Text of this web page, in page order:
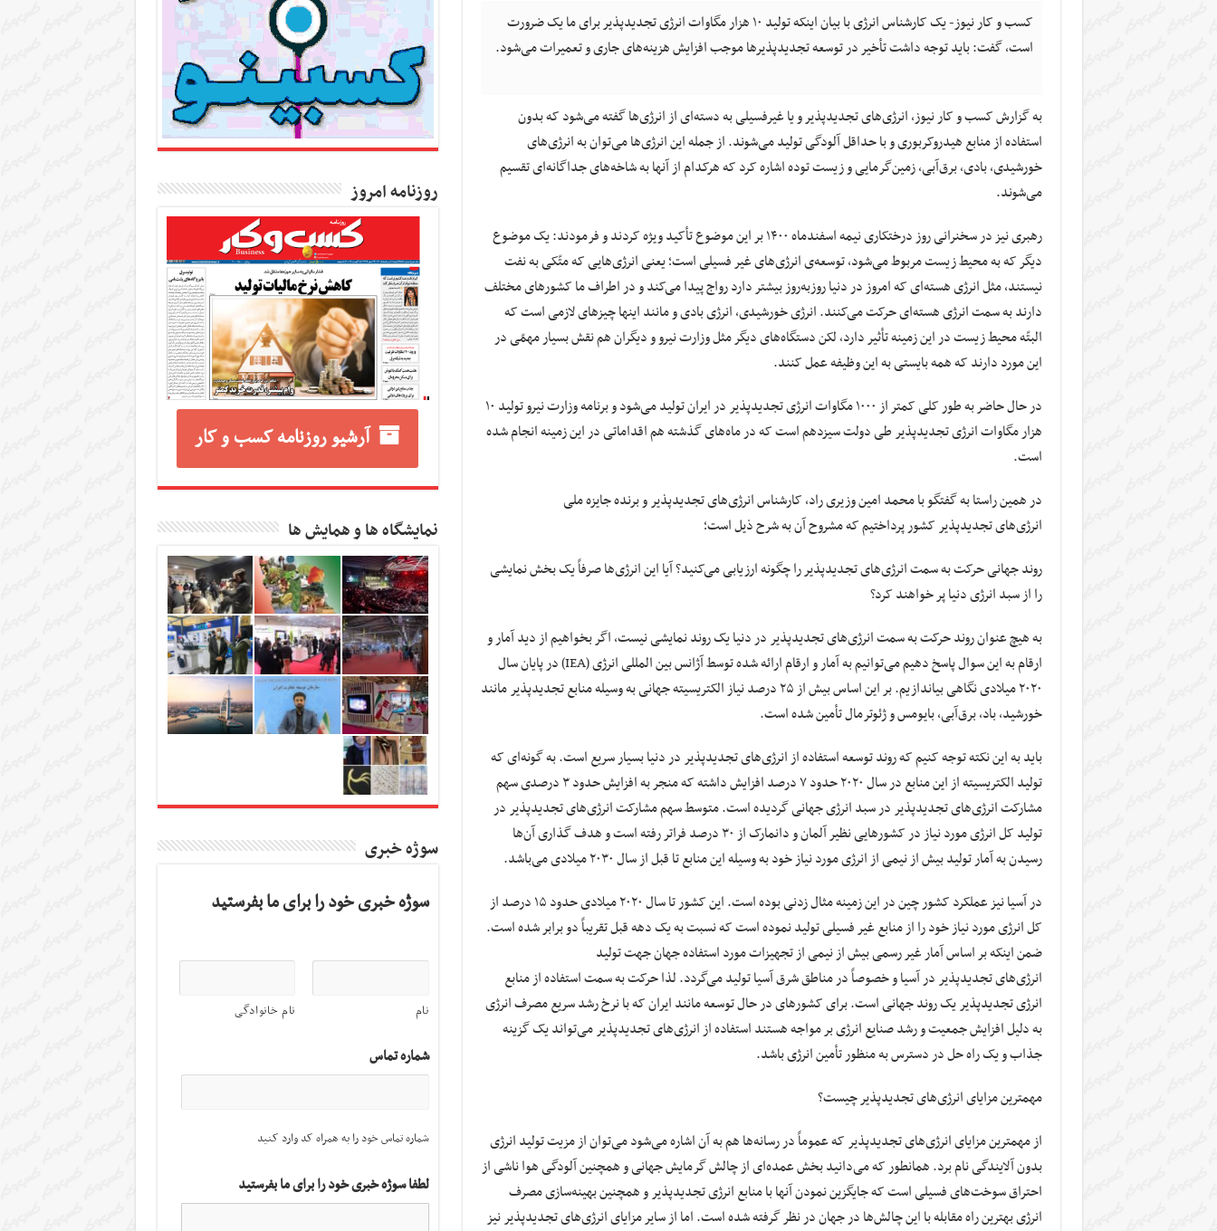
کسب و کار نیوز- یک کارشناس انرژی با بیان اینکه تولید ۱۰ هزار مگاوات انرژی تجدیدپذیر برای ما یک ضرورت
است، گفت: باید توجه داشت تأخیر در توسعه تجدیدپذیرها موجب افزایش هزینه‌های جاری و تعمیرات می‌شود.
به گزارش کسب و کار نیوز، انرژی‌های تجدیدپذیر و یا غیرفسیلی به دسته‌ای از انرژی‌ها گفته می‌شود که بدون
استفاده از منابع هیدروکربوری و با حداقل آلودگی تولید می‌شوند. از جمله این انرژی‌ها می‌توان به انرژی‌های
خورشیدی، بادی، برق‌آبی، زمین‌گرمایی و زیست توده اشاره کرد که هرکدام از آنها به شاخه‌های جداگانه‌ای تقسیم
می‌شوند.
رهبری نیز در سخنرانی روز درختکاری نیمه اسفندماه ۱۴۰۰ بر این موضوع تأکید ویژه کردند و فرمودند: یک موضوع
دیگر که به محیط زیست مربوط می‌شود، توسعه‌ی انرژی‌های غیر فسیلی است؛ یعنی انرژی‌هایی که متّکی به نفت
نیستند، مثل انرژی هسته‌ای که امروز در دنیا روزبه‌روز بیشتر دارد رواج پیدا می‌کند و در اطراف ما کشورهای مختلف
دارند به سمت انرژی هسته‌ای حرکت می‌کنند. انرژی خورشیدی، انرژی بادی و مانند اینها چیزهای لازمی است که
البتّه محیط زیست در این زمینه تأثیر دارد، لکن دستگاه‌های دیگر مثل وزارت نیرو و دیگران هم نقش بسیار مهمّی در
این مورد دارند که همه بایستی به این وظیفه عمل کنند.
در حال حاضر به طور کلی کمتر از ۱۰۰۰ مگاوات انرژی تجدیدپذیر در ایران تولید می‌شود و برنامه وزارت نیرو تولید ۱۰
هزار مگاوات انرژی تجدیدپذیر طی دولت سیزدهم است که در ماه‌های گذشته هم اقداماتی در این زمینه انجام شده
است.
در همین راستا به گفتگو با محمد امین وزیری راد، کارشناس انرژی‌های تجدیدپذیر و برنده جایزه ملی
انرژی‌های تجدیدپذیر کشور پرداختیم که مشروح آن به شرح ذیل است؛
روند جهانی حرکت به سمت انرژی‌های تجدیدپذیر را چگونه ارزیابی می‌کنید؟ آیا این انرژی‌ها صرفاً یک بخش نمایشی
را از سبد انرژی دنیا پر خواهند کرد؟
به هیچ عنوان روند حرکت به سمت انرژی‌های تجدیدپذیر در دنیا یک روند نمایشی نیست، اگر بخواهیم از دید آمار و
ارقام به این سوال پاسخ دهیم می‌توانیم به آمار و ارقام ارائه شده توسط آژانس بین المللی انرژی (IEA) در پایان سال
۲۰۲۰ میلادی نگاهی بیاندازیم. بر این اساس بیش از ۲۵ درصد نیاز الکتریسیته جهانی به وسیله منابع تجدیدپذیر مانند
خورشید، باد، برق‌آبی، بایومس و ژئوترمال تأمین شده است.
باید به این نکته توجه کنیم که روند توسعه استفاده از انرژی‌های تجدیدپذیر در دنیا بسیار سریع است. به گونه‌ای که
تولید الکتریسیته از این منابع در سال ۲۰۲۰ حدود ۷ درصد افزایش داشته که منجر به افزایش حدود ۳ درصدی سهم
مشارکت انرژی‌های تجدیدپذیر در سبد انرژی جهانی گردیده است. متوسط سهم مشارکت انرژی‌های تجدیدپذیر در
تولید کل انرژی مورد نیاز در کشورهایی نظیر آلمان و دانمارک از ۳۰ درصد فراتر رفته است و هدف گذاری آن‌ها
رسیدن به آمار تولید بیش از نیمی از انرژی مورد نیاز خود به وسیله این منابع تا قبل از سال ۲۰۳۰ میلادی می‌باشد.
در آسیا نیز عملکرد کشور چین در این زمینه مثال زدنی بوده است. این کشور تا سال ۲۰۲۰ میلادی حدود ۱۵ درصد از
کل انرژی مورد نیاز خود را از منابع غیر فسیلی تولید نموده است که نسبت به یک دهه قبل تقریباً دو برابر شده است.
ضمن اینکه بر اساس آمار غیر رسمی بیش از نیمی از تجهیزات مورد استفاده جهان جهت تولید
انرژی‌های تجدیدپذیر در آسیا و خصوصاً در مناطق شرق آسیا تولید می‌گردد. لذا حرکت به سمت استفاده از منابع
انرژی تجدیدپذیر یک روند جهانی است. برای کشورهای در حال توسعه مانند ایران که با نرخ رشد سریع مصرف انرژی
به دلیل افزایش جمعیت و رشد صنایع انرژی بر مواجه هستند استفاده از انرژی‌های تجدیدپذیر می‌تواند یک گزینه
جذاب و یک راه حل در دسترس به منظور تأمین انرژی باشد.
مهمترین مزایای انرژی‌های تجدیدپذیر چیست؟
از مهمترین مزایای انرژی‌های تجدیدپذیر که عموماً در رسانه‌ها هم به آن اشاره می‌شود می‌توان از مزیت تولید انرژی
بدون آلایندگی نام برد. همانطور که می‌دانید بخش عمده‌ای از چالش گرمایش جهانی و همچنین آلودگی هوا ناشی از
احتراق سوخت‌های فسیلی است که جایگزین نمودن آنها با منابع انرژی تجدیدپذیر و همچنین بهینه‌سازی مصرف
انرژی بهترین راه مقابله با این چالش‌ها در جهان در نظر گرفته شده است. اما از سایر مزایای انرژی‌های تجدیدپذیر نیز
روزنامه امروز
آرشیو روزنامه کسب و کار
نمایشگاه ها و همایش ها
سوژه خبری
سوژه خبری خود را برای ما بفرستید
نام نام خانوادگی
شماره تماس
شماره تماس خود را به همراه کد وارد کنید
لطفا سوژه خبری خود را برای ما بفرستید